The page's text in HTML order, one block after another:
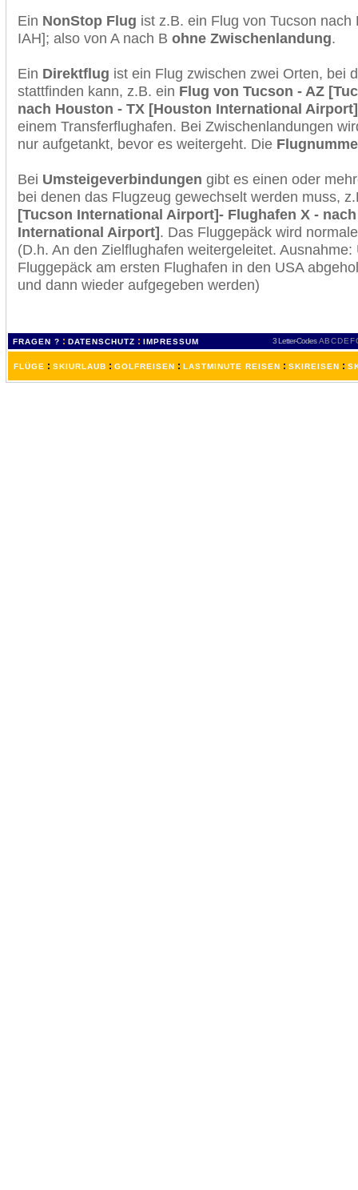
Ein NonStop Flug ist z.B. ein Flug von Tucson
IAH]; also von A nach B ohne Zwischenlandung.
Ein Direktflug ist ein Flug zwischen zwei Orten, bei
stattfinden kann, z.B. ein Flug von Tucson - AZ
nach Houston - TX [Houston International Airport]
einem Transferflughafen. Bei Zwischenlandungen
nur aufgetankt, bevor es weitergeht. Die
Bei Umsteigeverbindungen gibt es einen oder
bei denen das Flugzeug gewechselt werden muss,
[Tucson International Airport]- Flughafen X -
International Airport]. Das Fluggepäck wird
(D.h. An den Zielflughafen weitergeleitet.
Fluggepäck am ersten Flughafen in den USA
und dann wieder aufgegeben werden)
FRAGEN ? : DATENSCHUTZ : IMPRESSUM 3 Letter-Codes ABCDEF
FLÜGE : SKIURLAUB : GOLFREISEN : LASTMINUTE REISEN : SKIREISEN :